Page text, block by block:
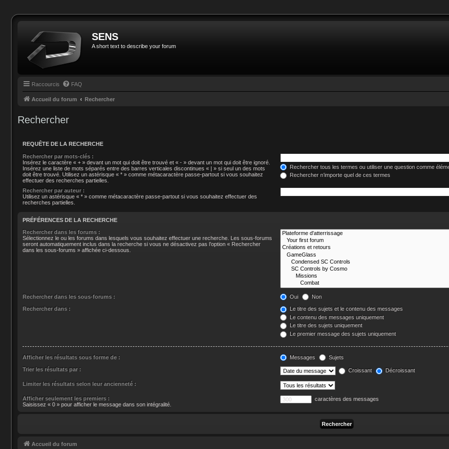
SENS
A short text to describe your forum
Raccourcis FAQ
Accueil du forum Rechercher
Rechercher
REQUÊTE DE LA RECHERCHE
Rechercher par mots-clés :
Insérez le caractère « + » devant un mot qui doit être trouvé et « - » devant un mot qui doit être ignoré.
Insérez une liste de mots séparés entre des barres verticales discontinues « | » si seul un des mots
doit être trouvé. Utilisez un astérisque « * » comme métacaractère passe-partout si vous souhaitez
effectuer des recherches partielles.
Rechercher tous les termes ou utiliser une question comme
Rechercher n’importe quel de ces termes
Rechercher par auteur :
Utilisez un astérisque « * » comme métacaractère passe-partout si vous souhaitez effectuer des
recherches partielles.
PRÉFÉRENCES DE LA RECHERCHE
Rechercher dans les forums :
Sélectionnez le ou les forums dans lesquels vous souhaitez effectuer une recherche. Les sous-forums
seront automatiquement inclus dans la recherche si vous ne désactivez pas l’option « Rechercher
dans les sous-forums » affichée ci-dessous.
Rechercher dans les sous-forums : Oui Non
Rechercher dans :
Le titre des sujets et le contenu des messages
Le contenu des messages uniquement
Le titre des sujets uniquement
Le premier message des sujets uniquement
Afficher les résultats sous forme de : Messages Sujets
Trier les résultats par : Croissant Décroissant
Limiter les résultats selon leur ancienneté :
Afficher seulement les premiers :
Saisissez « 0 » pour afficher le message dans son intégralité.
caractères des messages
Accueil du forum